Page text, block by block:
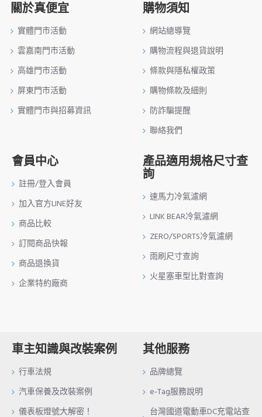
關於真便宜
實體門市活動
雲嘉南門市活動
高雄門市活動
屏東門市活動
實體門市與招募資訊
購物須知
網站總導覽
購物流程與退貨說明
條款與隱私權政策
購物條款及細則
防詐騙提醒
聯絡我們
會員中心
註冊/登入會員
加入官方LINE好友
商品比較
訂閱商品快報
商品退換貨
企業特約廠商
產品適用規格尺寸查
詢
速馬力冷氣濾網
LINK BEAR冷氣濾網
ZERO/SPORTS冷氣濾網
雨刷尺寸查詢
火星塞車型比對查詢
車主知識與改裝案例
行車法規
汽車保養及改裝案例
儀表板燈號大解密！
其他服務
品牌總覽
e-Tag服務說明
台灣國道電動車DC充電站查